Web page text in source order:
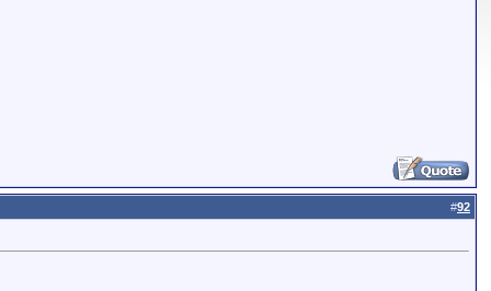
#92